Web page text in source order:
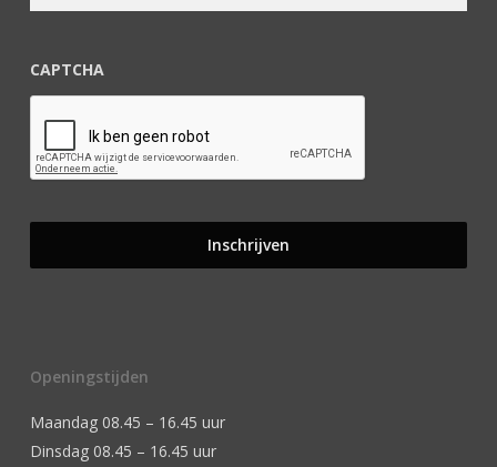
CAPTCHA
Openingstijden
Maandag 08.45 – 16.45 uur
Dinsdag 08.45 – 16.45 uur